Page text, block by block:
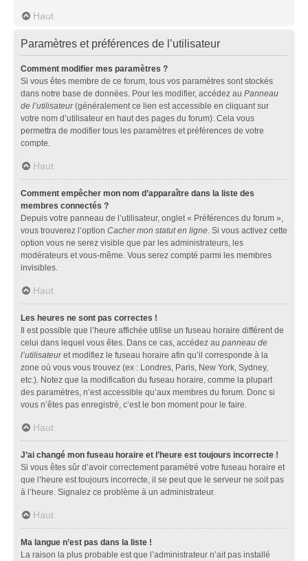
Haut
Paramètres et préférences de l’utilisateur
Comment modifier mes paramètres ?
Si vous êtes membre de ce forum, tous vos paramètres sont stockés
dans notre base de données. Pour les modifier, accédez au Panneau
de l’utilisateur(généralement ce lien est accessible en cliquant sur
votre nom d’utilisateur en haut des pages du forum). Cela vous
permettra de modifier tous les paramètres et préférences de votre
compte.
Haut
Comment empêcher mon nom d’apparaître dans la liste des
membres connectés ?
Depuis votre panneau de l’utilisateur, onglet « Préférences du forum »,
vous trouverez l’option Cacher mon statut en ligne. Si vous activez cette
option vous ne serez visible que par les administrateurs, les
modérateurs et vous-même. Vous serez compté parmi les membres
invisibles.
Haut
Les heures ne sont pas correctes !
Il est possible que l’heure affichée utilise un fuseau horaire différent de
celui dans lequel vous êtes. Dans ce cas, accédez au panneau de
l’utilisateuret modifiez le fuseau horaire afin qu’il corresponde à la
zone où vous vous trouvez (ex : Londres, Paris, New York, Sydney,
etc.). Notez que la modification du fuseau horaire, comme la plupart
des paramètres, n’est accessible qu’aux membres du forum. Donc si
vous n’êtes pas enregistré, c’est le bon moment pour le faire.
Haut
J’ai changé mon fuseau horaire et l’heure est toujours incorrecte !
Si vous êtes sûr d’avoir correctement paramétré votre fuseau horaire et
que l’heure est toujours incorrecte, il se peut que le serveur ne soit pas
à l’heure. Signalez ce problème à un administrateur.
Haut
Ma langue n’est pas dans la liste !
La raison la plus probable est que l’administrateur n’ait pas installé